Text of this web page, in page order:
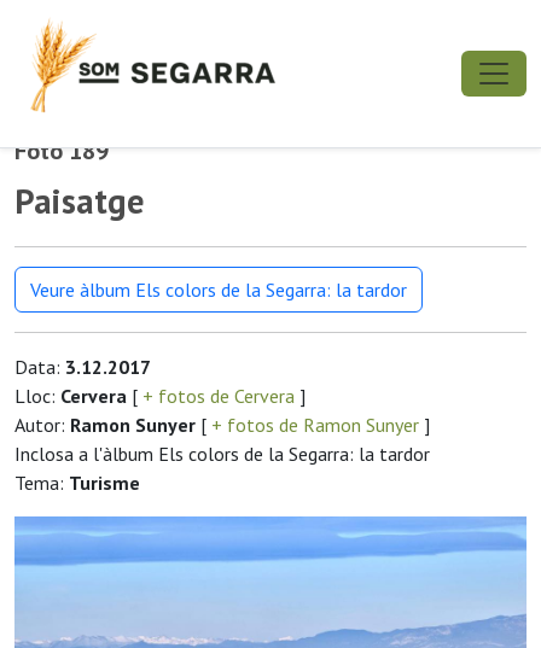
Foto 189
Paisatge
Veure àlbum Els colors de la Segarra: la tardor
Data: 3.12.2017
Lloc: Cervera [ + fotos de Cervera ]
Autor: Ramon Sunyer [ + fotos de Ramon Sunyer ]
Inclosa a l'àlbum Els colors de la Segarra: la tardor
Tema: Turisme